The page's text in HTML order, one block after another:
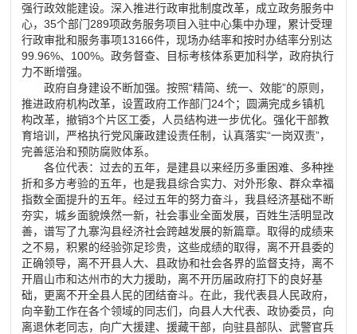
强行政效能建设。深入推进行政审批制度改革，成立政务服务中
心，35个部门289项政务服务项目入驻中心集中办理，累计受理
行政审批和服务事项13166件，现场办结率和按时办结率分别达
99.96%、100%。政务督查、目标考核体系更加科学，政府执行
力不断增强。
政府自身建设不断加强。按照“精简、统一、效能”的原则，
推进政府机构改革，设置政府工作部门24个；圆满完成乡镇机
构改革，撤销3个片区工委，人员结构进一步优化。强化干部教
育培训，严格执行党风廉政建设责任制，认真落实“一岗双责”，
完善惩治和预防腐败体系。
各位代表：过去的五年，是建县以来经历多重困难、多种挫
折和多方考验的五年，也是我县综合实力、对外形象、群众幸福
指数全面提升的五年。经过五年的努力奋斗，我县经济基础不断
夯实，城乡面貌焕然一新，社会事业全面发展，百姓生活明显改
善，谱写了九寨沟县经济社会跨越发展的新篇章。取得的成绩来
之不易，积累的经验弥足珍贵，这些成绩的取得，离不开县委的
正确领导，离不开县人大、县政协和社会各界的监督支持，离不
开眉山市和达州市的大力援助，离不开历届政府打下的良好基
础，更离不开全县人民的团结奋斗。在此，我代表县人民政府，
向辛勤工作在各个领域的同志们，向县人大代表、政协委员，向
离退休老同志，向广大援建、援藏干部，向驻县部队、武警官兵